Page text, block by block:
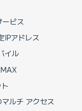
ービス
IPアドレス
イル
ルチ アクセス